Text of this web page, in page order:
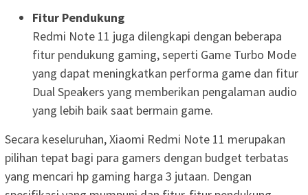
Fitur Pendukung
Redmi Note 11 juga dilengkapi dengan beberapa
fitur pendukung gaming, seperti Game Turbo Mode
yang dapat meningkatkan performa game dan fitur
Dual Speakers yang memberikan pengalaman audio
yang lebih baik saat bermain game.
Secara keseluruhan, Xiaomi Redmi Note 11 merupakan
pilihan tepat bagi para gamers dengan budget terbatas
yang mencari hp gaming harga 3 jutaan. Dengan